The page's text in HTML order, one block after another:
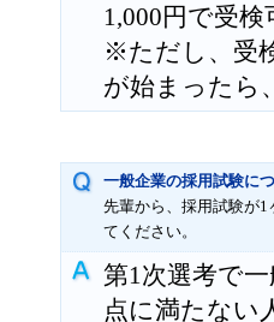
1,000円で受検
※ただし、受
が始まったら
一般企業の採用試験に
先輩から、採用試験が
てください。
第1次選考で
点に満たない